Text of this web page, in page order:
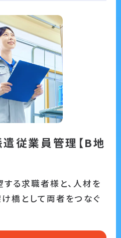
従業員管理【B地
る求職者様と、人材を
橋として両者をつなぐ